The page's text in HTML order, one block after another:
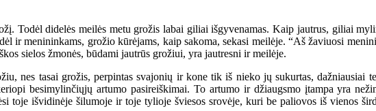
Todėl didelės meilės metu grožis labai giliai išgyvenamas. Kaip jautrus, giliai
ir menininkams, grožio kūrėjams, kaip sakoma, sekasi meilėje. “Aš žaviuosi
sielos žmonės, būdami jautrūs grožiui, yra jautresni ir meilėje.
nes tasai grožis, perpintas svajonių ir kone tik iš nieko jų sukurtas, dažniausiai
besimylinčiųjų artumo pasireiškimai. To artumo ir džiaugsmo įtampa yra
toje išvidinėje šilumoje ir toje tylioje šviesos srovėje, kuri be paliovos iš vienos